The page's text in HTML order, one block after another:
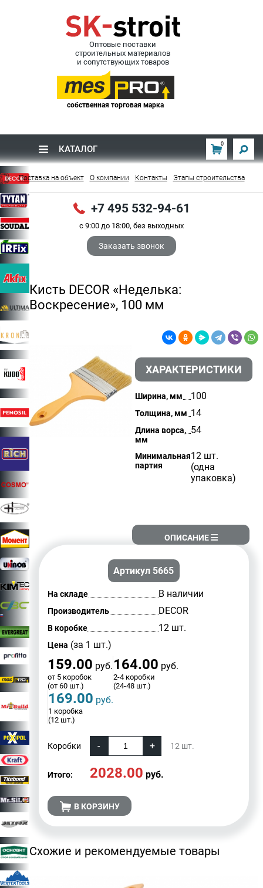
Оптовые поставки
строительных материалов
и сопутствующих товаров
собственная торговая марка
КАТАЛОГ 0
Поставка на объект О компании Контакты Этапы строительства
+7 495 532-94-61
с 9:00 до 18:00, без выходных
Заказать звонок
Кисть DECOR «Неделька:
Воскресение», 100 мм
ХАРАКТЕРИСТИКИ
Ширина, мм 100
Толщина, мм 14
Длина ворса,
мм
54
Минимальная
партия
12 шт.
(одна
упаковка)
ОПИСАНИЕ
Артикул 5665
На складе В наличии
Производитель DECOR
В коробке 12 шт.
Цена (за 1 шт.)
159.00 руб.
от 5 коробок
(от 60 шт.)
164.00 руб.
2-4 коробки
(24-48 шт.)
169.00 руб.
1 коробка
(12 шт.)
Коробки 12 шт.
Итого: 2028.00 руб.
В КОРЗИНУ
Схожие и рекомендуемые товары